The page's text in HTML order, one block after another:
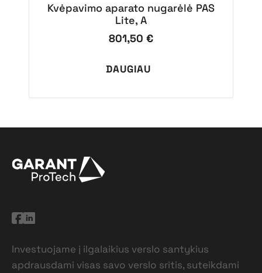
Kvėpavimo aparato nugarėlė PAS
Lite, A
801,50 €
DAUGIAU
Investuojame į ilgalaikius verslo santykius
apdrausdami visas savo verslo sritis, suteikdami